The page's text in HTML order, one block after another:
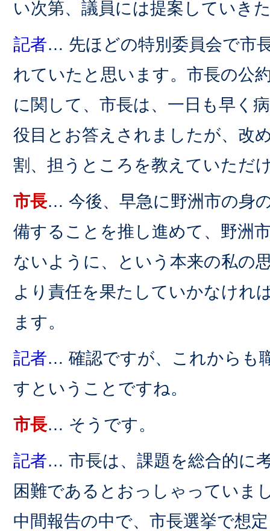
い次第、議員には提案していき
記者… 先ほどの特別委員会で市
れていたと思います。市長の公
に関して、市長は、一日も早く
役目とお答えされましたが、改
割、担うところを教えていただ
市長… 今後、早急に野洲市の身
備することを推し進めて、野洲
ないように、という本来の私の
より責任を果たしていかなけれ
ます。
記者… 確認ですが、これからも
すということですね。
市長… そうです。
記者… 市長は、課題を総合的に
困難であるとおっしゃっていま
中間報告の中で、市長選挙で想